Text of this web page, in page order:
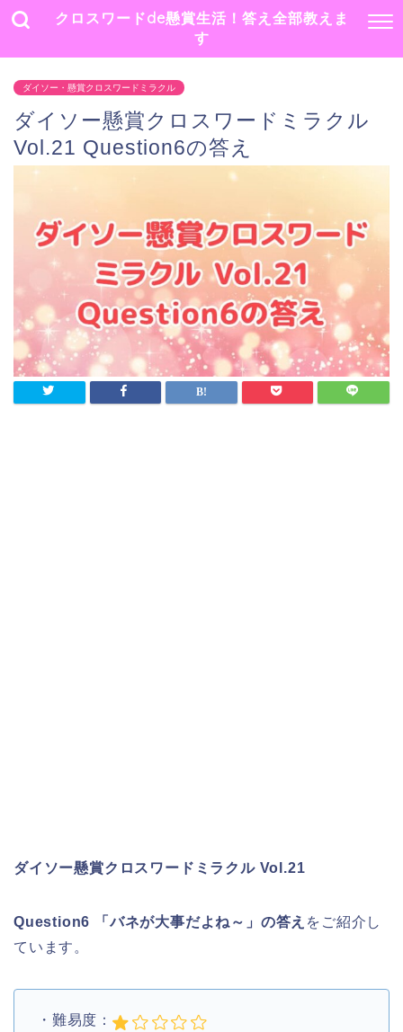
クロスワードde懸賞生活！答え全部教えま
す
ダイソー・懸賞クロスワードミラクル
ダイソー懸賞クロスワードミラクル
Vol.21 Question6の答え
ダイソー懸賞クロスワードミラクル Vol.21
Question6 「バネが大事だよね～」 の答え をご紹介し
ています。
・難易度：